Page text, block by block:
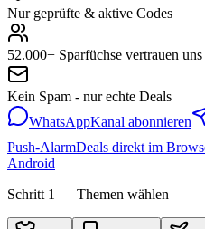
Nur geprüfte & aktive Codes
52.000+ Sparfüchse vertrauen uns
Kein Spam - nur echte Deals
WhatsAppKanal abonnieren
Push-AlarmDeals direkt im
Android
Schritt 1 — Themen wählen